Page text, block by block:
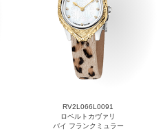
RV2L066L0091
ロベルトカヴァリ
バイ フランクミュラー